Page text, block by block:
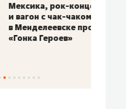
концерт
чаком: как
прошла